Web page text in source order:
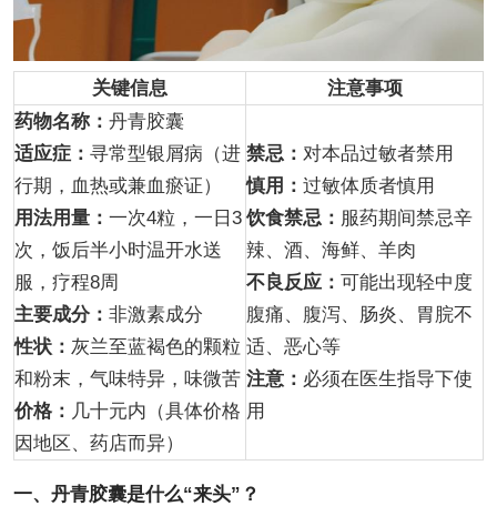
关键信息
注意事项
药物名称： 丹青胶囊
适应症： 寻常型银屑病（进
行期，血热或兼血瘀证）
用法用量： 一次4粒，一日3
次，饭后半小时温开水送
服，疗程8周
主要成分： 非激素成分
性状： 灰兰至蓝褐色的颗粒
和粉末，气味特异，味微苦
价格： 几十元内（具体价格
因地区、药店而异）
禁忌： 对本品过敏者禁用
慎用： 过敏体质者慎用
饮食禁忌： 服药期间禁忌辛
辣、酒、海鲜、羊肉
不良反应： 可能出现轻中度
腹痛、腹泻、肠炎、胃脘不
适、恶心等
注意： 必须在医生指导下使
用
一、丹青胶囊是什么“来头”？